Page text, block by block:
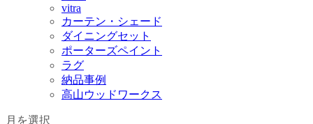
vitra
カーテン・シェード
ダイニングセット
ポーターズペイント
ラグ
納品事例
高山ウッドワークス
月を選択